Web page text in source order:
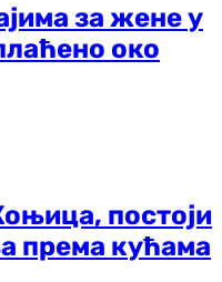
за жене у
око
постоји
према кућама